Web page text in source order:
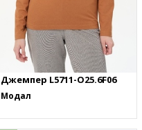
Джемпер L5711-O25.6F06
Модал